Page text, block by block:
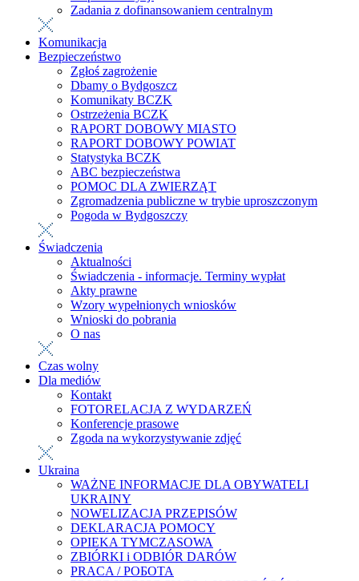
Zadania z dofinansowaniem centralnym
Komunikacja
Bezpieczeństwo
Zgłoś zagrożenie
Dbamy o Bydgoszcz
Komunikaty BCZK
Ostrzeżenia BCZK
RAPORT DOBOWY MIASTO
RAPORT DOBOWY POWIAT
Statystyka BCZK
ABC bezpieczeństwa
POMOC DLA ZWIERZĄT
Zgromadzenia publiczne w trybie uproszczonym
Pogoda w Bydgoszczy
Świadczenia
Aktualności
Świadczenia - informacje. Terminy wypłat
Akty prawne
Wzory wypełnionych wniosków
Wnioski do pobrania
O nas
Czas wolny
Dla mediów
Kontakt
FOTORELACJA Z WYDARZEŃ
Konferencje prasowe
Zgoda na wykorzystywanie zdjęć
Ukraina
WAŻNE INFORMACJE DLA OBYWATELI
UKRAINY
NOWELIZACJA PRZEPISÓW
DEKLARACJA POMOCY
OPIEKA TYMCZASOWA
ZBIÓRKI i ODBIÓR DARÓW
PRACA / РОБОТА